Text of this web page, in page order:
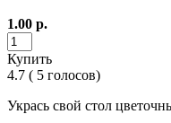
1.00 р.
Купить
4.7 ( 5 голосов)
Укрась свой стол